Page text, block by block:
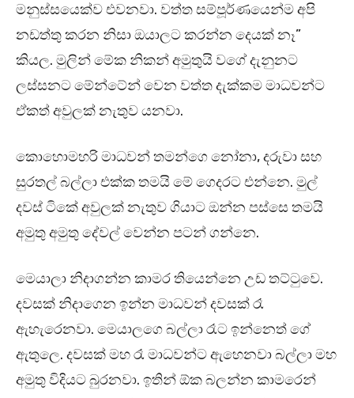
මනුස්සයෙක්ව එවනවා. වත්ත සම්පූර්ණයෙන්ම අපි
නඩත්තු කරන නිසා ඔයාලට කරන්න දෙයක් නෑ”
කියල. මුලින් මේක නිකන් අමුතුයි වගේ දැනුනට
ලස්සනට මේන්ටේන් වෙන වත්ත දැක්කම මාධවන්ට
ඒකත් අවුලක් නැතුව යනවා.
කොහොමහරි මාධවන් තමන්ගෙ නෝනා, දරුවා සහ
සුරතල් බල්ලා එක්ක තමයි මේ ගෙදරට එන්නෙ. මුල්
දවස් ටිකේ අවුලක් නැතුව ගියාට ඔන්න පස්සෙ තමයි
අමුතු අමුතු දේවල් වෙන්න පටන් ගන්නෙ.
මෙයාලා නිදාගන්න කාමර තියෙන්නෙ උඩ තට්ටුවෙ.
දවසක් නිදාගෙන ඉන්න මාධවන් දවසක් රෑ
ඇහැරෙනවා. මෙයාලගෙ බල්ලා රෑට ඉන්නෙත් ගේ
ඇතුලෙ. දවසක් මහ රෑ මාධවන්ට ඇහෙනවා බල්ලා මහ
අමුතු විදියට බුරනවා. ඉතින් ඕක බලන්න කාමරෙන්